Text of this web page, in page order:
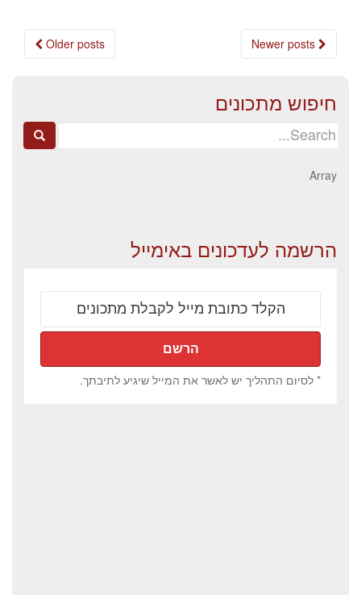
Posts
Older posts Newer posts
חיפוש מתכונים
Search
Array
הרשמה לעדכונים באימייל
* לסיום התהליך יש לאשר את המייל שיגיע לתיבתך.